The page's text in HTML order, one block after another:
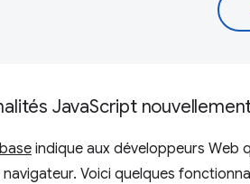
JavaScript
indique aux développeurs Web
Voici quelques